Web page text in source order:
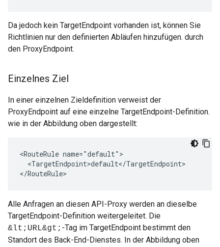
Da jedoch kein TargetEndpoint vorhanden ist, können Sie
Richtlinien nur den definierten Abläufen hinzufügen. durch
den ProxyEndpoint.
Einzelnes Ziel
In einer einzelnen Zieldefinition verweist der
ProxyEndpoint auf eine einzelne TargetEndpoint-Definition.
wie in der Abbildung oben dargestellt:
<RouteRule name="default">
  <TargetEndpoint>default</TargetEndpoint>
</RouteRule>
Alle Anfragen an diesen API-Proxy werden an dieselbe
TargetEndpoint-Definition weitergeleitet. Die
&lt;URL&gt; -Tag im TargetEndpoint bestimmt den
Standort des Back-End-Dienstes. In der Abbildung oben